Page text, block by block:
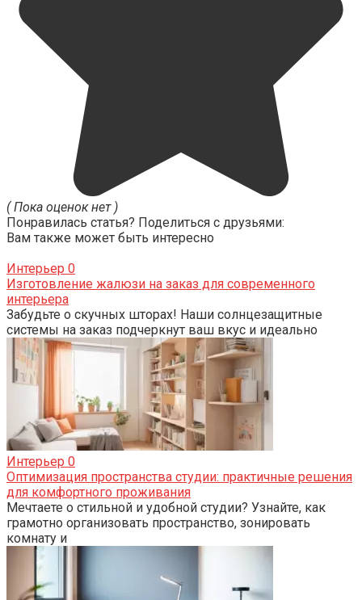
( Пока оценок нет )
Понравилась статья? Поделиться с друзьями:
Вам также может быть интересно
Интерьер 0
Изготовление жалюзи на заказ для современного
интерьера
Забудьте о скучных шторах! Наши солнцезащитные
системы на заказ подчеркнут ваш вкус и идеально
Интерьер 0
Оптимизация пространства студии: практичные решения
для комфортного проживания
Мечтаете о стильной и удобной студии? Узнайте, как
грамотно организовать пространство, зонировать
комнату и